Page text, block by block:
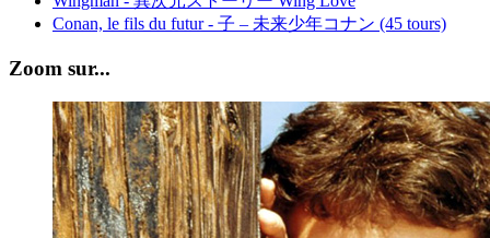
Conan, le fils du futur - 子 – 未来少年コナン (45 tours)
Zoom sur...